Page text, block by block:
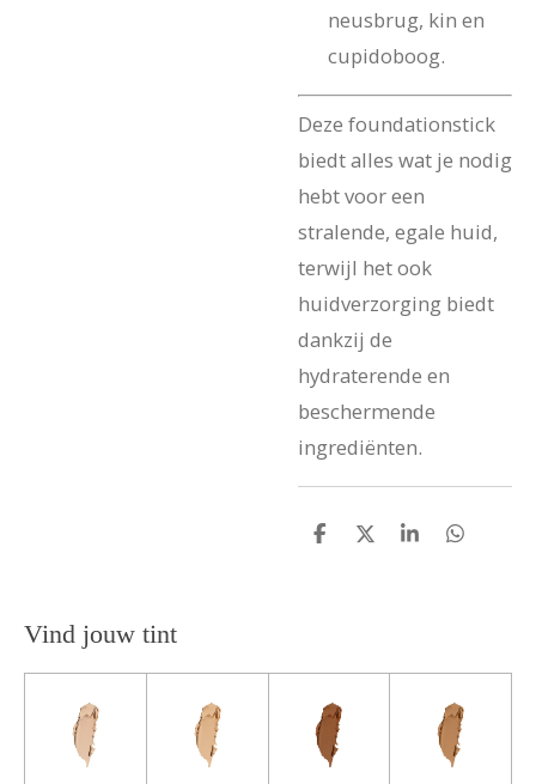
neusbrug, kin en
cupidoboog.
Deze foundationstick
biedt alles wat je nodig
hebt voor een
stralende, egale huid,
terwijl het ook
huidverzorging biedt
dankzij de
hydraterende en
beschermende
ingrediënten.
D
D
S
D
Vind jouw tint